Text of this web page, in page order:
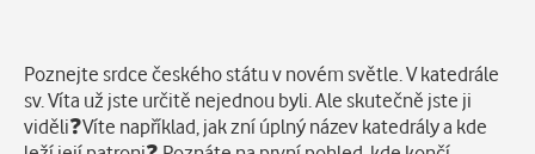
Poznejte srdce českého státu v novém světle. V katedrále
sv. Víta už jste určitě nejednou byli. Ale skutečně jste ji
viděli❓Víte například, jak zní úplný název katedrály a kde